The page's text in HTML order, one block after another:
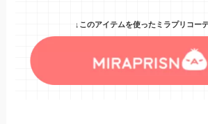
↓このアイテムを使ったミラプリコー